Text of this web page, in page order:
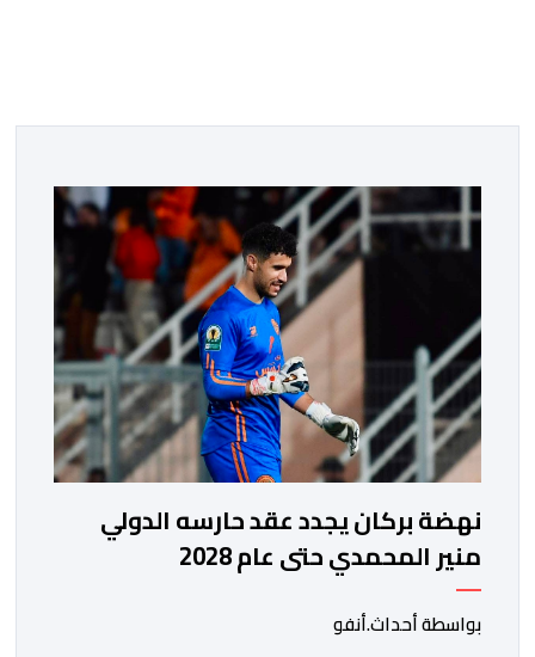
نهضة بركان يجدد عقد حارسه الدولي
منير المحمدي حتى عام 2028
بواسطة أحداث.أنفو